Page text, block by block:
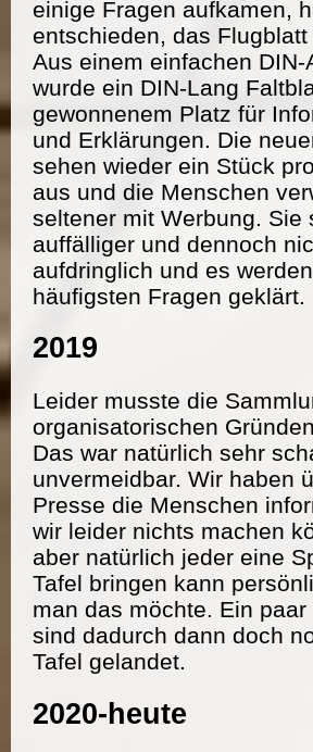
einige Fragen aufkamen,
entschieden, das
Aus einem einfachen DIN-
wurde ein DIN-Lang
gewonnenem Platz für
und Erklärungen. Die
sehen wieder ein Stück
aus und die Menschen
seltener mit Werbung. Sie
auffälliger und dennoch
aufdringlich und es
häufigsten Fragen geklärt.
2019
Leider musste die
organisatorischen
Das war natürlich sehr
unvermeidbar. Wir haben
Presse die Menschen
wir leider nichts machen
aber natürlich jeder eine
Tafel bringen kann
man das möchte. Ein paar
sind dadurch dann doch
Tafel gelandet.
2020-heute